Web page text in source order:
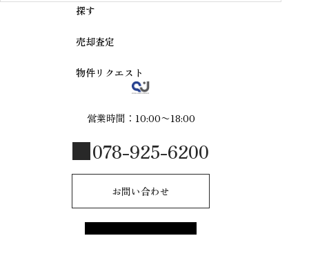
探す
売却査定
物件リクエスト
営業時間：10:00〜18:00
078-925-6200
お問い合わせ